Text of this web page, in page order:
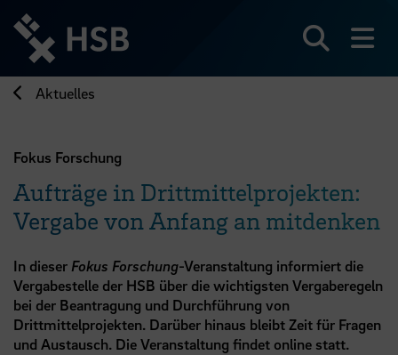
zum
Seiteninhalt
springen
Aktuelles
Fokus Forschung
Aufträge in Drittmittelprojekten:
Vergabe von Anfang an mitdenken
In dieser Fokus Forschung-Veranstaltung informiert die
Vergabestelle der HSB über die wichtigsten Vergaberegeln
bei der Beantragung und Durchführung von
Drittmittelprojekten. Darüber hinaus bleibt Zeit für Fragen
und Austausch. Die Veranstaltung findet online statt.